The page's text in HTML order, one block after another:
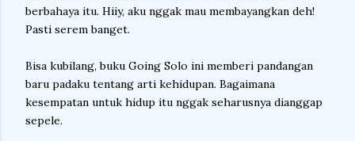
berbahaya itu. Hiiy, aku nggak mau membayangkan deh!
Pasti serem banget.
Bisa kubilang, buku Going Solo ini memberi pandangan
baru padaku tentang arti kehidupan. Bagaimana
kesempatan untuk hidup itu nggak seharusnya dianggap
sepele.